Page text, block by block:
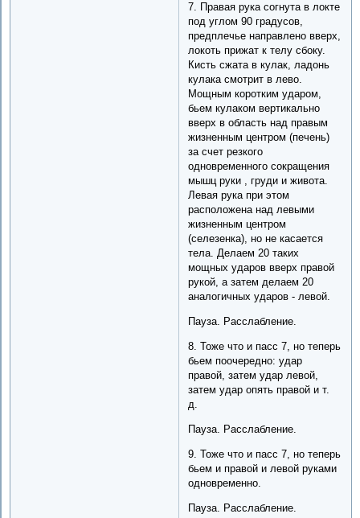
7. Правая рука согнута в локте
под углом 90 градусов,
предплечье направлено вверх,
локоть прижат к телу сбоку.
Кисть сжата в кулак, ладонь
кулака смотрит в лево.
Мощным коротким ударом,
бьем кулаком вертикально
вверх в область над правым
жизненным центром (печень)
за счет резкого
одновременного сокращения
мышц руки , груди и живота.
Левая рука при этом
расположена над левыми
жизненным центром
(селезенка), но не касается
тела. Делаем 20 таких
мощных ударов вверх правой
рукой, а затем делаем 20
аналогичных ударов - левой.
Пауза. Расслабление.
8. Тоже что и пасс 7, но теперь
бьем поочередно: удар
правой, затем удар левой,
затем удар опять правой и т.
д.
Пауза. Расслабление.
9. Тоже что и пасс 7, но теперь
бьем и правой и левой руками
одновременно.
Пауза. Расслабление.